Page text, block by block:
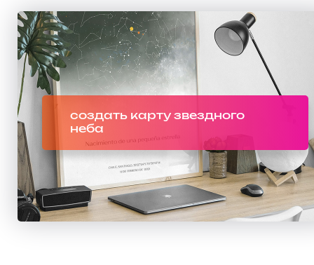
создать карту звездного
неба